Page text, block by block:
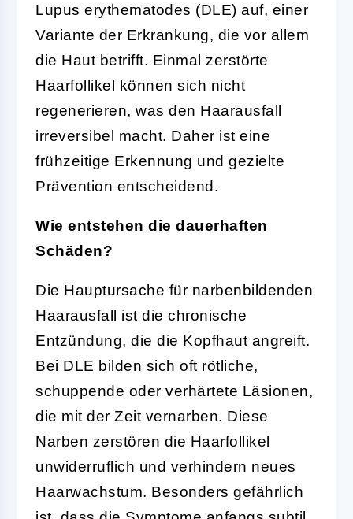
Lupus erythematodes (DLE) auf, einer
Variante der Erkrankung, die vor allem
die Haut betrifft. Einmal zerstörte
Haarfollikel können sich nicht
regenerieren, was den Haarausfall
irreversibel macht. Daher ist eine
frühzeitige Erkennung und gezielte
Prävention entscheidend.
Wie entstehen die dauerhaften
Schäden?
Die Hauptursache für narbenbildenden
Haarausfall ist die chronische
Entzündung, die die Kopfhaut angreift.
Bei DLE bilden sich oft rötliche,
schuppende oder verhärtete Läsionen,
die mit der Zeit vernarben. Diese
Narben zerstören die Haarfollikel
unwiderruflich und verhindern neues
Haarwachstum. Besonders gefährlich